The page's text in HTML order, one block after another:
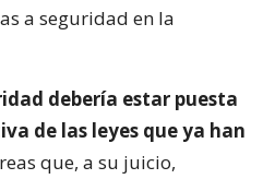
a seguridad en la
debería estar puesta
de las leyes que ya han
que, a su juicio,